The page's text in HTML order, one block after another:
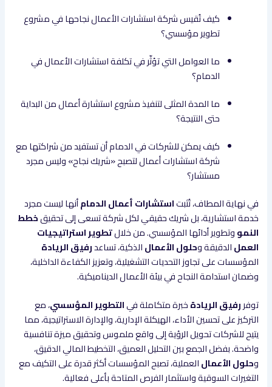
كيف تُقيس شركة استشارات الأعمال نجاحها في مشروع
تطوير مؤسسي؟
ما العوامل التي تؤثّر في تكلفة استشارات الأعمال في
الدمام؟
ما المدة المثلى لتنفيذ مشروع استشارة أعمال من البداية
حتى النتيجة؟
كيف يمكن للشركات في الدمام أن تستفيد من شراكتها مع
شركة استشارات أعمال لتصبح «شريك نجاح» وليس مجرد
مستشار؟
في نهاية المطاف، تُثبتاستشارات أعمال الدمامأنها ليست مجرد
خدمة استشارية، بل شريك حقيقي لكل شركة تسعى إلى تحقيقخطط
النمووتطوير أدائها المؤسسي. من خلالتطوير استراتيجيات
العملالدقيقة وحلول الأعمالالذكية، تساعدرفيق الريادة
المؤسسات على تجاوز التحديات التشغيلية، وتعزيز الكفاءة الداخلية،
وضمان استدامة النجاح في بيئة الأعمال الديناميكية.
توفررفيق الريادةخبرة متكاملة فيالتطوير المؤسسي، مع
التركيز على تحسين الأداء، الهيكلة الإدارية، والإدارة الاستراتيجية، مما
يتيح للشركات تحويل الرؤية إلى واقع ملموس وتحقيق ميزة تنافسية
واضحة. بفضل الجمع بين التحليل العميق، التخطيط المالي الدقيق،
وحلول الأعمالالعملية، تصبح المؤسسات أكثر قدرة على التكيف مع
التغيرات السوقية واستثمار الفرص المتاحة بأعلى فعالية.